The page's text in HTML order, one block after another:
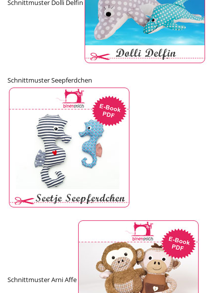
Schnittmuster Dolli Delfin
Schnittmuster Seepferdchen
Schnittmuster Arni Affe